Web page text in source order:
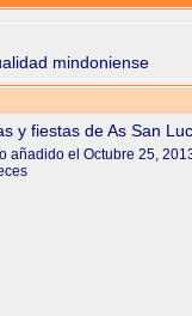
mindoniense
y fiestas de As San
añadido el Octubre 25,